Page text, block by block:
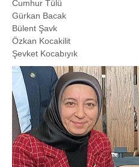
Cumhur Tülü
Gürkan Bacak
Bülent Şavk
Özkan Kocakilit
Şevket Kocabıyık